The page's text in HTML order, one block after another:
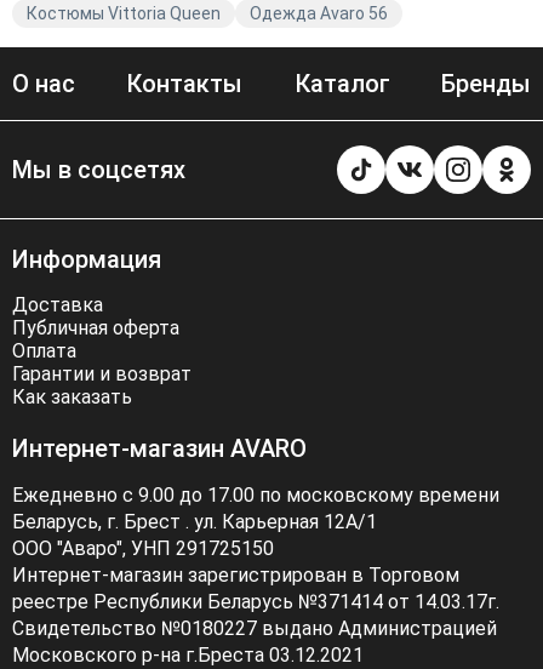
Костюмы Vittoria Queen
Одежда Avaro 56
О нас Контакты Каталог Бренды
Мы в соцсетях
Информация
Доставка
Публичная оферта
Оплата
Гарантии и возврат
Как заказать
Интернет-магазин AVARO
Ежедневно с 9.00 до 17.00 по московскому времени
Беларусь, г. Брест . ул. Карьерная 12А/1
ООО "Аваро", УНП 291725150
Интернет-магазин зарегистрирован в Торговом
реестре Республики Беларусь №371414 от 14.03.17г.
Свидетельство №0180227 выдано Администрацией
Московского р-на г.Бреста 03.12.2021